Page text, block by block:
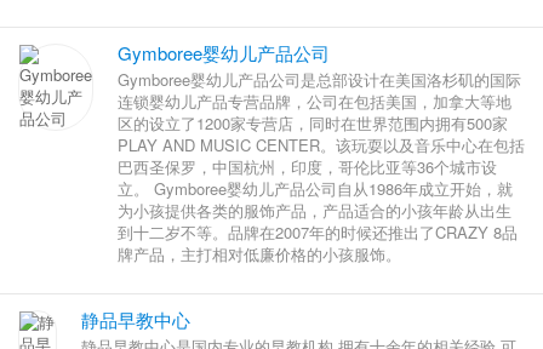
Gymboree婴幼儿产品公司
Gymboree婴幼儿产品公司是总部设计在美国洛杉矶的国际
连锁婴幼儿产品专营品牌，公司在包括美国，加拿大等地
区的设立了1200家专营店，同时在世界范围内拥有500家
PLAY AND MUSIC CENTER。该玩耍以及音乐中心在包括
巴西圣保罗，中国杭州，印度，哥伦比亚等36个城市设
立。 Gymboree婴幼儿产品公司自从1986年成立开始，就
为小孩提供各类的服饰产品，产品适合的小孩年龄从出生
到十二岁不等。品牌在2007年的时候还推出了CRAZY 8品
牌产品，主打相对低廉价格的小孩服饰。
静品早教中心